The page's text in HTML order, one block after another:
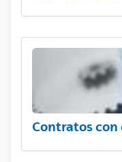
Contratos con